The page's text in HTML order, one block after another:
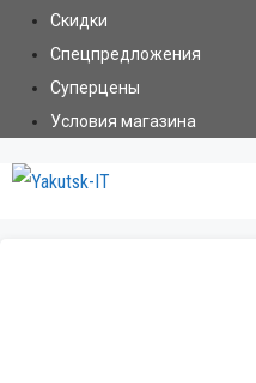
Скидки
Спецпредложения
Суперцены
Условия магазина